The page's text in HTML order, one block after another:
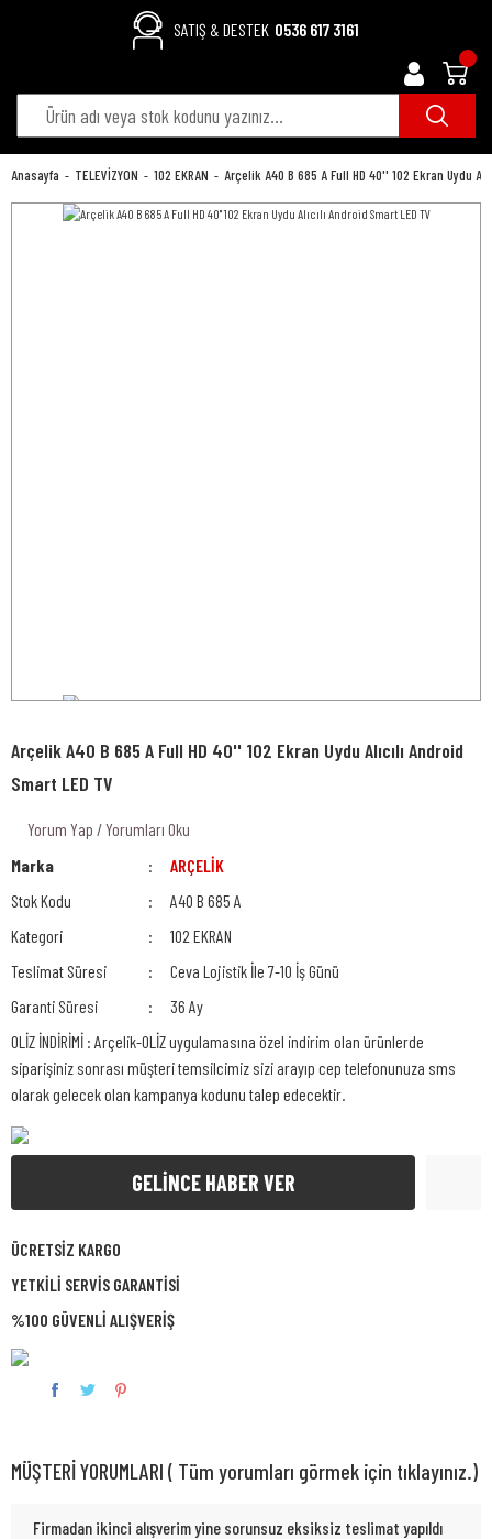
SATIŞ & DESTEK 0536 617 3161
Anasayfa TELEVİZYON 102 EKRAN Arçelik A40 B 685 A Full HD 40'' 102 Ekran Uydu
Arçelik A40 B 685 A Full HD 40'' 102 Ekran Uydu Alıcılı Android
Smart LED TV
Yorum Yap / Yorumları Oku
Marka
ARÇELİK
Stok Kodu
A40 B 685 A
Kategori
102 EKRAN
Teslimat Süresi
Ceva Lojistik İle 7-10 İş Günü
Garanti Süresi
36 Ay
OLİZ İNDİRİMİ : Arçelik-OLİZ uygulamasına özel indirim olan ürünlerde
siparişiniz sonrası müşteri temsilcimiz sizi arayıp cep telefonunuza sms
olarak gelecek olan kampanya kodunu talep edecektir.
GELİNCE HABER VER
ÜCRETSİZ KARGO
YETKİLİ SERVİS GARANTİSİ
%100 GÜVENLİ ALIŞVERİŞ
MÜŞTERİ YORUMLARI ( Tüm yorumları görmek için tıklayınız.)
Firmadan ikinci alışverim yine sorunsuz eksiksiz teslimat yapıldı